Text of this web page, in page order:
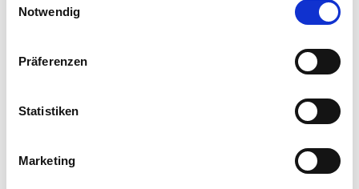
Notwendig
Präferenzen
Statistiken
Marketing
BioTrade
BIO.WIN
TSE mit BIO.CASH
Fibu-Export